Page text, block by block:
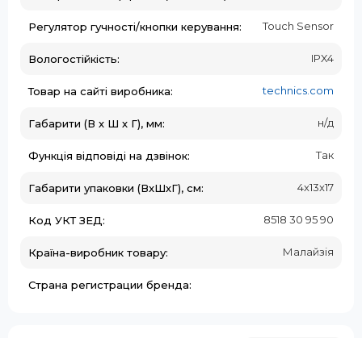
Регулятор гучності/кнопки керування: Touch Sensor
Вологостійкість: IPX4
Товар на сайті виробника: technics.com
Габарити (В х Ш х Г), мм: н/д
Функція відповіді на дзвінок: Так
Габарити упаковки (ВxШхГ), см: 4x13x17
Код УКТ ЗЕД: 8518 30 95 90
Країна-виробник товару: Малайзія
Страна регистрации бренда: